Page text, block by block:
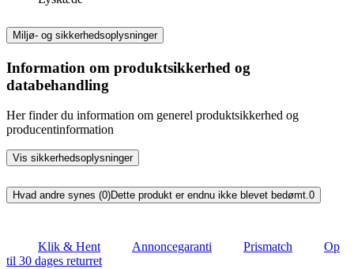
Miljø- og sikkerhedsoplysninger
Information om produktsikkerhed og
databehandling
Her finder du information om generel produktsikkerhed og
producentinformation
Vis sikkerhedsoplysninger
Hvad andre synes (0)Dette produkt er endnu ikke blevet bedømt.0
Klik & Hent Annoncegaranti Prismatch
Op
til 30 dages returret